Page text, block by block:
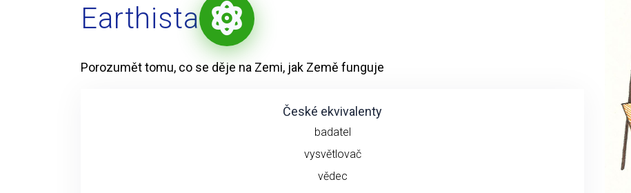
Earthista
Porozumět tomu, co se děje na Zemi, jak Země funguje
České ekvivalenty
badatel
vysvětlovač
vědec